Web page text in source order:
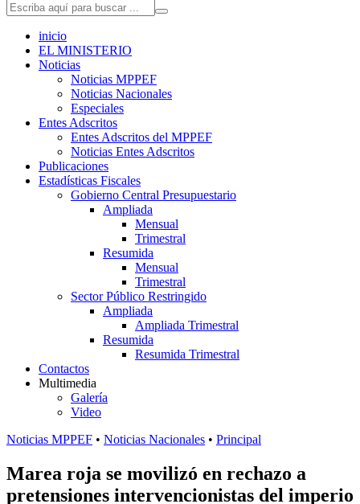
inicio
EL MINISTERIO
Noticias
Noticias MPPEF
Noticias Nacionales
Especiales
Entes Adscritos
Entes Adscritos del MPPEF
Noticias Entes Adscritos
Publicaciones
Estadísticas Fiscales
Gobierno Central Presupuestario
Ampliada
Mensual
Trimestral
Resumida
Mensual
Trimestral
Sector Público Restringido
Ampliada
Ampliada Trimestral
Resumida
Resumida Trimestral
Contactos
Multimedia
Galería
Video
Noticias MPPEF • Noticias Nacionales • Principal
Marea roja se movilizó en rechazo a
pretensiones intervencionistas del imperio